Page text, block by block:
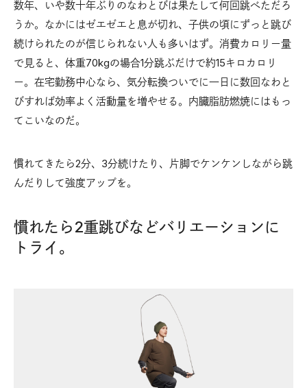
数年、いや数十年ぶりのなわとびは果たして何回跳べただろ
うか。なかにはゼエゼエと息が切れ、子供の頃にずっと跳び
続けられたのが信じられない人も多いはず。消費カロリー量
で見ると、体重70kgの場合1分跳ぶだけで約15キロカロリ
ー。在宅勤務中心なら、気分転換ついでに一日に数回なわと
びすれば効率よく活動量を増やせる。内臓脂肪燃焼にはもっ
てこいなのだ。
慣れてきたら2分、3分続けたり、片脚でケンケンしながら跳
んだりして強度アップを。
慣れたら2重跳びなどバリエーションに
トライ。